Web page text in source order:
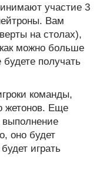
участие 3
Вам
на столах),
можно больше
получать
команды,
жетонов. Еще
выполнение
оно будет
играть